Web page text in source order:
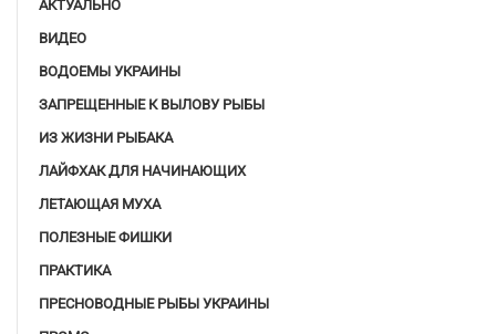
АКТУАЛЬНО
ВИДЕО
ВОДОЕМЫ УКРАИНЫ
ЗАПРЕЩЕННЫЕ К ВЫЛОВУ РЫБЫ
ИЗ ЖИЗНИ РЫБАКА
ЛАЙФХАК ДЛЯ НАЧИНАЮЩИХ
ЛЕТАЮЩАЯ МУХА
ПОЛЕЗНЫЕ ФИШКИ
ПРАКТИКА
ПРЕСНОВОДНЫЕ РЫБЫ УКРАИНЫ